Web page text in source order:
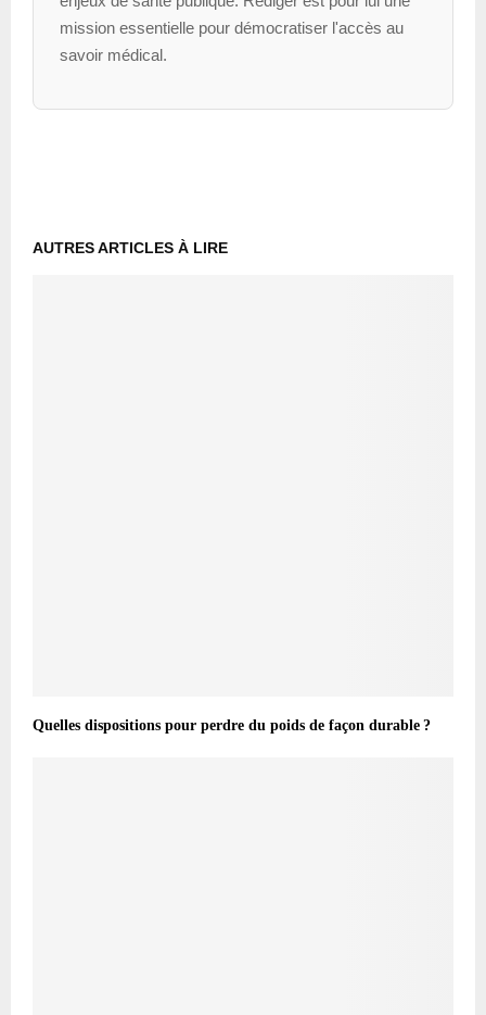
mission essentielle pour démocratiser l'accès au
savoir médical.
AUTRES ARTICLES À LIRE
Quelles dispositions pour perdre du poids de façon durable ?